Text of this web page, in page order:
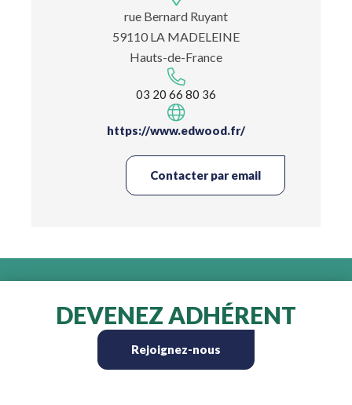
rue Bernard Ruyant
59110 LA MADELEINE
Hauts-de-France
03 20 66 80 36
https://www.edwood.fr/
Contacter par email
DEVENEZ ADHÉRENT
Rejoignez-nous